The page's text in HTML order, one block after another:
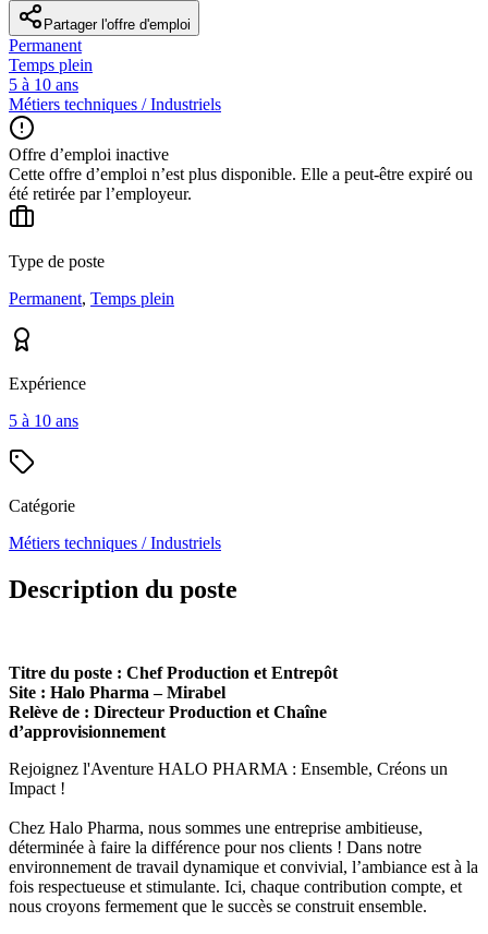
Partager l'offre d'emploi
Permanent
Temps plein
5 à 10 ans
Métiers techniques / Industriels
Offre d’emploi inactive
Cette offre d’emploi n’est plus disponible. Elle a peut-être expiré ou
été retirée par l’employeur.
Type de poste
Permanent, Temps plein
Expérience
5 à 10 ans
Catégorie
Métiers techniques / Industriels
Description du poste
Titre du poste : Chef Production et Entrepôt
Site : Halo Pharma – Mirabel
Relève de : Directeur Production et Chaîne
d’approvisionnement
Rejoignez l'Aventure HALO PHARMA : Ensemble, Créons un
Impact !
Chez Halo Pharma, nous sommes une entreprise ambitieuse,
déterminée à faire la différence pour nos clients ! Dans notre
environnement de travail dynamique et convivial, l’ambiance est à la
fois respectueuse et stimulante. Ici, chaque contribution compte, et
nous croyons fermement que le succès se construit ensemble.